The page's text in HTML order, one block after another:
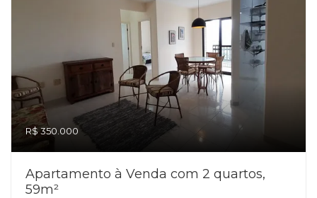
R$ 350.000
Apartamento à Venda com 2 quartos,
59m²